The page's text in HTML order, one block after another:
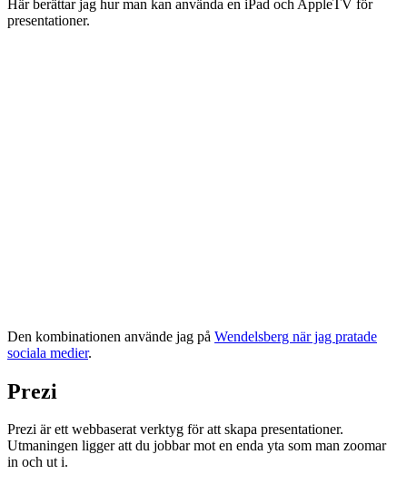
Här berättar jag hur man kan använda en iPad och AppleTV för
presentationer.
Den kombinationen använde jag på Wendelsberg när jag pratade
sociala medier.
Prezi
Prezi är ett webbaserat verktyg för att skapa presentationer.
Utmaningen ligger att du jobbar mot en enda yta som man zoomar
in och ut i.